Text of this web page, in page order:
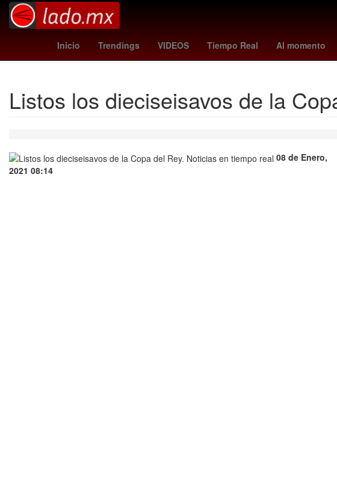
Inicio Trendings VIDEOS Tiempo Real Al momento
Argentina Dólar estadounidense orlando city fluminense -
Listos los dieciseisavos de la
08 de Enero,
2021 08:14